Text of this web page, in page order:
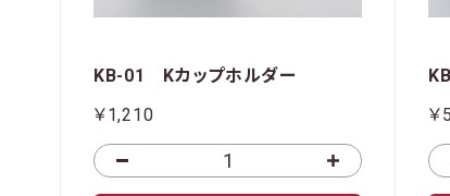
KB-01 Kカップホルダー
￥1,210
￥